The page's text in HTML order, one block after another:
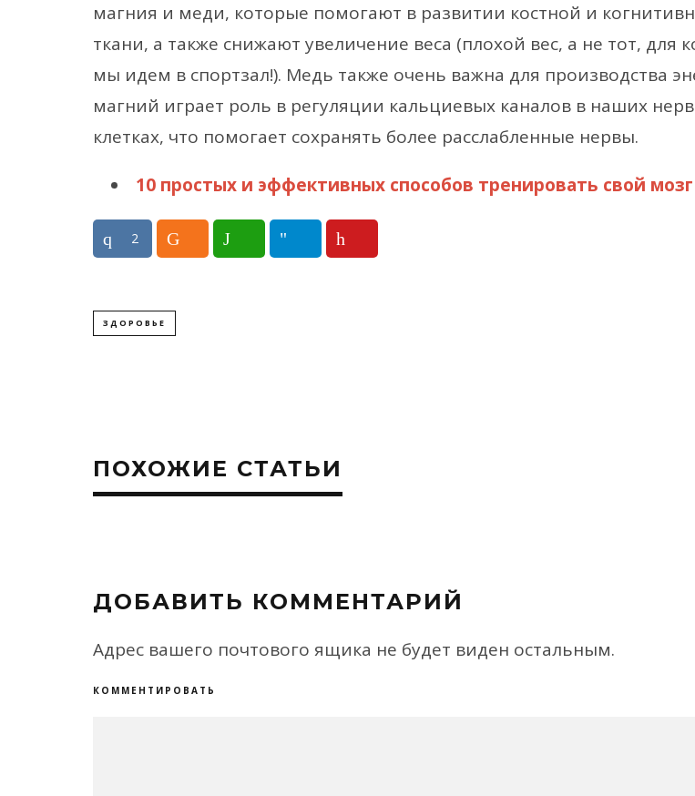
магния и меди, которые помогают в развитии костной и
ткани, а также снижают увеличение веса (плохой вес, а не тот, для
мы идем в спортзал!). Медь также очень важна для производства
магний играет роль в регуляции кальциевых каналов в наших
клетках, что помогает сохранять более расслабленные нервы.
10 простых и эффективных способов тренировать свой мозг
2
ЗДОРОВЬЕ
ПОХОЖИЕ СТАТЬИ
ДОБАВИТЬ КОММЕНТАРИЙ
Адрес вашего почтового ящика не будет виден остальным.
КОММЕНТИРОВАТЬ